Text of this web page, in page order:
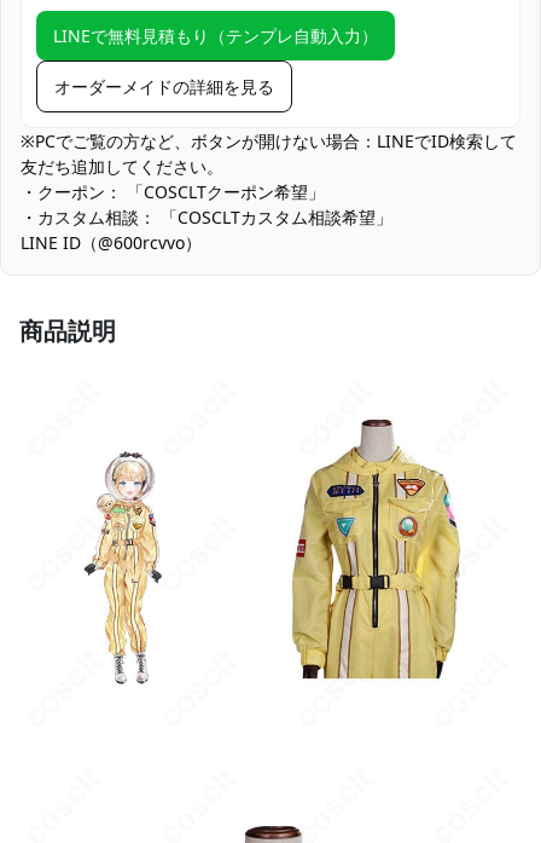
使用場所
テーマカフェ出勤・交流会、ハロウィン仮
装、学園祭・文化祭ステージ、配信・動画
収録、SNS投稿・ポートレート
コスプレ愛好家、アニメや漫画、ゲームフ
ァン、出演者
収納方法
他の衣類と同じく、清潔に乾燥を保ち、鋭
い物によっての破れを避けてください。
商品状態
新品未使用
トが弱く見える場合があります。撮影時はライトを前方から当
て、背景に濃色を合わせると立体感が増します。
LINEで無料見積もり（テンプレ自動入力）
オーダーメイドの詳細を見る
※PCでご覧の方など、ボタンが開けない場合：LINEでID検索して
友だち追加してください。
・クーポン： 「COSCLTクーポン希望」
・カスタム相談： 「COSCLTカスタム相談希望」
LINE ID（@600rcvvo）
商品説明